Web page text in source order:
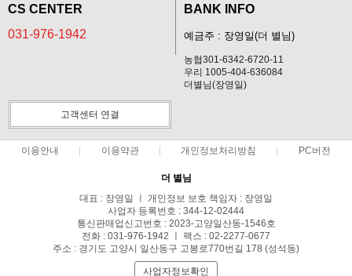
CS CENTER
031-976-1942
BANK INFO
예금주 : 장영일(더 별님)
농협301-6342-6720-11
우리 1005-404-636084
더별님(장영일)
고객센터 연결
이용안내 이용약관 개인정보처리방침 PC버전
더 별님
대표 : 장영일 ㅣ 개인정보 보호 책임자 : 장영일
사업자 등록번호 : 344-12-02444
통신판매업신고번호 : 2023-고양일산동-1546호
전화 : 031-976-1942 ㅣ 팩스 : 02-2277-0677
주소 : 경기도 고양시 일산동구 고봉로770번길 178 (성석동)
사업자정보확인